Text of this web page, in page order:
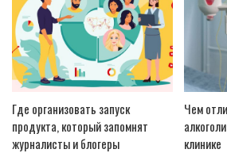
Где организовать запуск
продукта, который запомнят
журналисты и блогеры
Чем
клинике